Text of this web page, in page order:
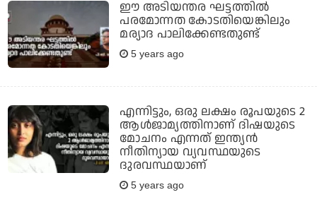
ഈ അടിയന്തര ഘട്ടത്തില്‍
പരമോന്നത കോടതിയെങ്കിലും
മര്യാദ പാലിക്കേണ്ടതുണ്ട്
5 years ago
എന്നിട്ടും, ഒരു ലക്ഷം രൂപയുടെ 2
ആള്‍ജാമ്യത്തിനാണ് ദിഷയുടെ
മോചനം എന്നത് ഇന്ത്യന്‍
നീതിന്യായ വ്യവസ്ഥയുടെ
ദുരവസ്ഥയാണ്
5 years ago